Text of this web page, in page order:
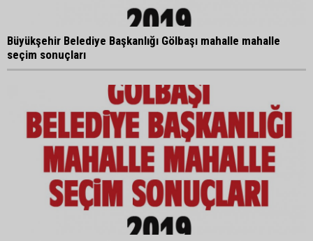
Büyükşehir Belediye Başkanlığı Gölbaşı mahalle mahalle
seçim sonuçları